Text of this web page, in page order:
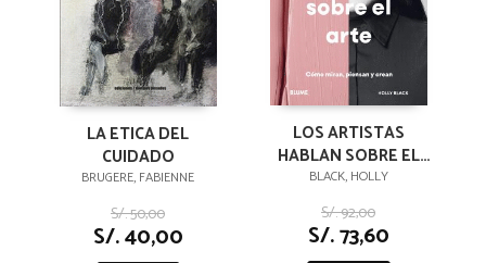
LA ETICA DEL
CUIDADO
BRUGERE, FABIENNE
S/. 50,00
S/. 40,00
LOS ARTISTAS
HABLAN SOBRE EL
ARTE
BLACK, HOLLY
S/. 92,00
S/. 73,60